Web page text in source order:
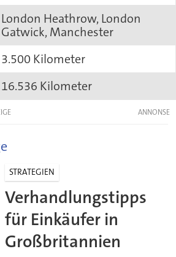
London Heathrow, London
Gatwick, Manchester
3.500 Kilometer
16.536 Kilometer
STRATEGIEN
Verhandlungstipps
für Einkäufer in
Großbritannien